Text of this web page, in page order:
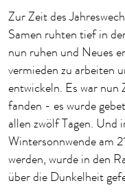
Zur Zeit des
Samen ruhten tief in
nun ruhen und Neues
vermieden zu arbeiten
entwickeln. Es war nun
fanden - es wurde
allen zwölf Tagen. Und
Wintersonnwende am
werden, wurde in den
über die Dunkelheit